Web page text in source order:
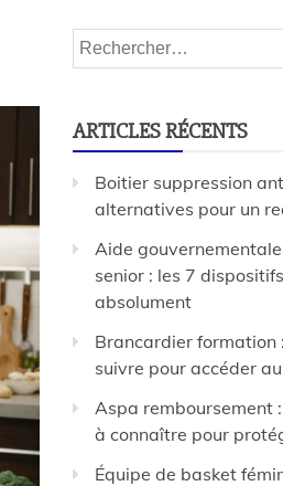
ARTICLES RÉCENTS
Boitier suppression
alternatives pour un
Aide
senior : les 7
absolument
Brancardier formation
suivre pour accéder
Aspa remboursement
à connaître pour
Équipe de basket